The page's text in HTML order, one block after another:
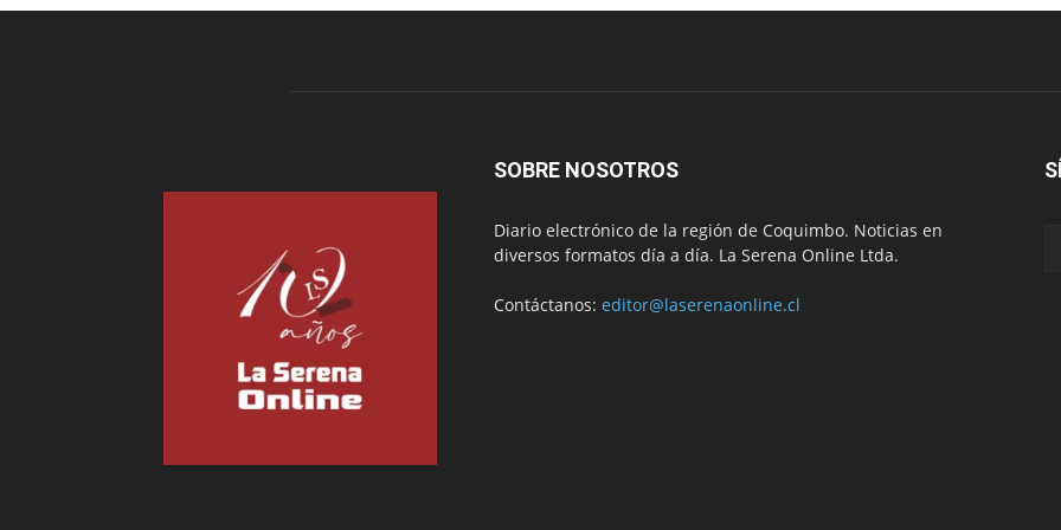
SOBRE NOSOTROS
Diario electrónico de la región de Coquimbo. Noticias en
diversos formatos día a día. La Serena Online Ltda.
Contáctanos: editor@laserenaonline.cl